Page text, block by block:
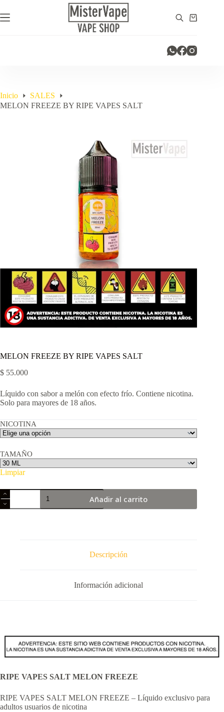
al
contenido
Carro
Inicio
SALES
MELON FREEZE BY RIPE VAPES SALT
MELON FREEZE BY RIPE VAPES SALT
$ 55.000
Líquido con sabor a melón con efecto frío. Contiene nicotina.
Solo para mayores de 18 años.
NICOTINA
TAMAÑO
Limpiar
MELON
FREEZE
BY
Añadir al carrito
Descripción
Información adicional
RIPE VAPES SALT MELON FREEZE
RIPE VAPES SALT MELON FREEZE – Líquido exclusivo para
adultos usuarios de nicotina